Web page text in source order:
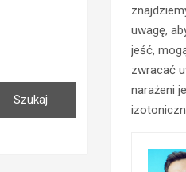
uwagę,
jeść,
zwracać
narażeni
Szukaj